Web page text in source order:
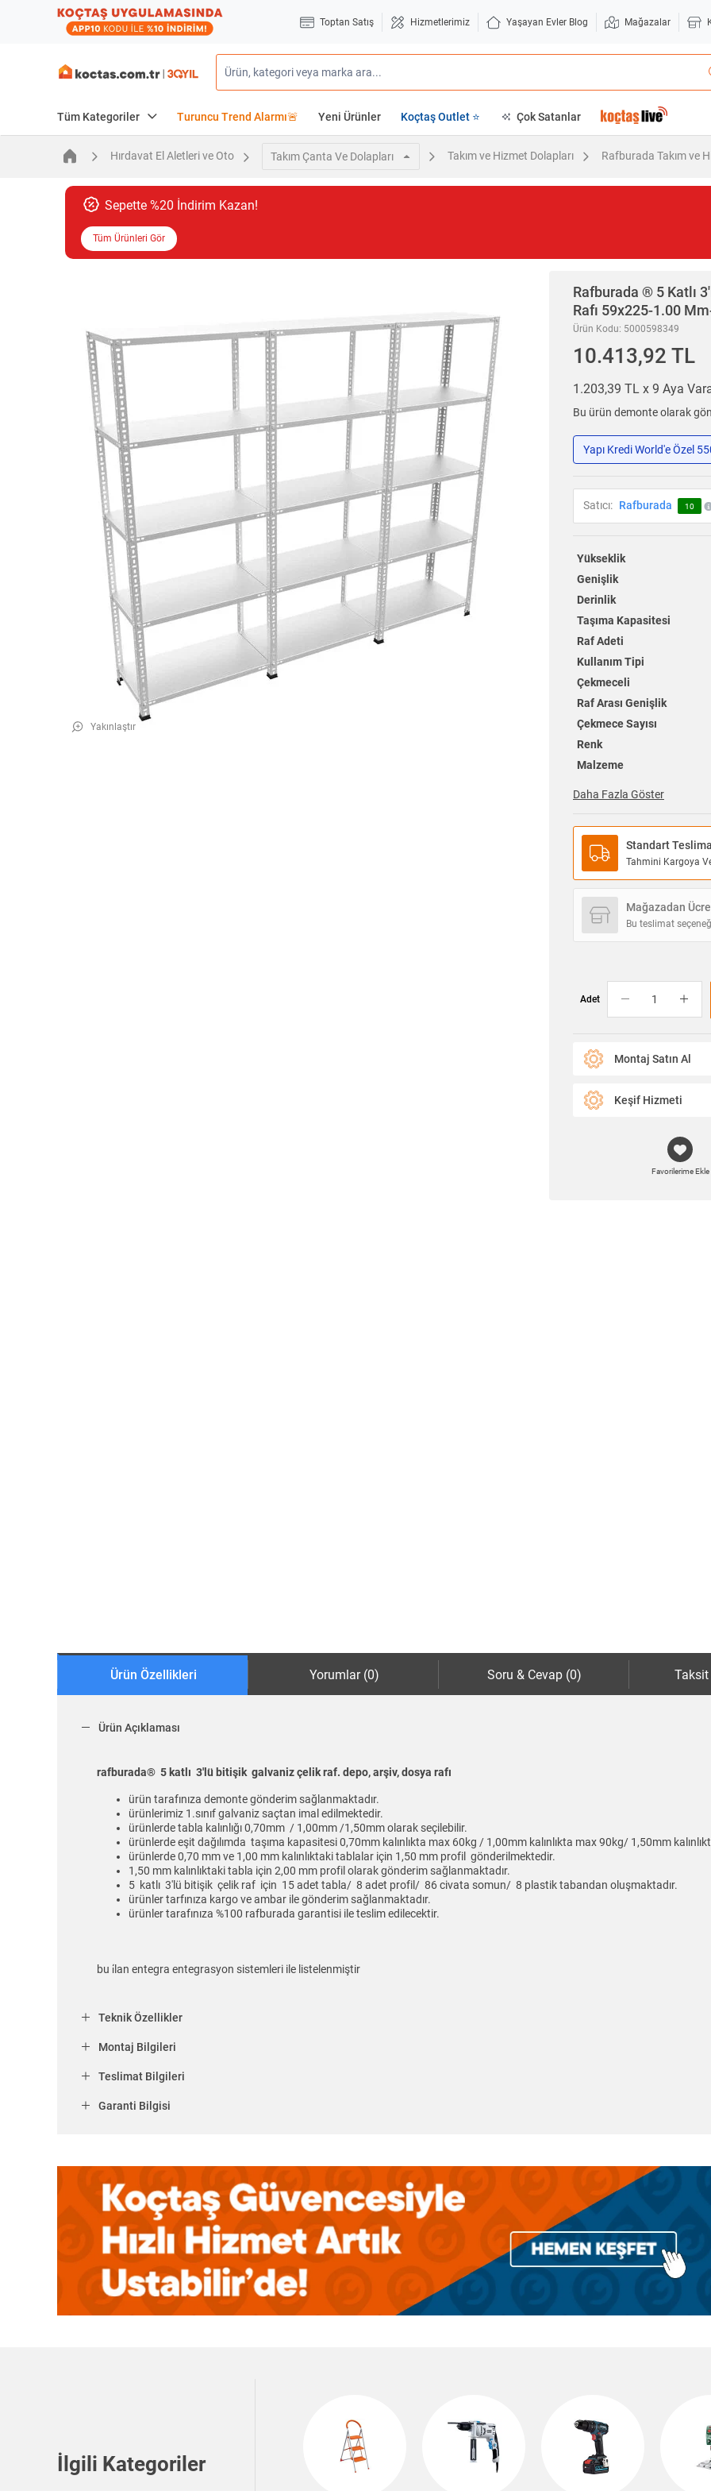
Toptan Satış Hizmetlerimiz Yaşayan Evler Blog Mağazalar
Tüm Kategoriler Turuncu Trend Alarmı🚨 Yeni Ürünler Koçtaş Outlet ⭐ Çok Satanlar
Hırdavat El Aletleri ve Oto Takım Çanta Ve Dolapları Takım ve Hizmet Dolapları Rafburada Takım ve
Sepette %20 İndirim Kazan!
Tüm Ürünleri Gör
Yakınlaştır
Rafburada ® 5 Katlı
Rafı 59x225-1.00
Ürün Kodu: 5000598349
10.413,92 TL
1.203,39 TL x 9 Aya
Bu ürün demonte olarak
Yapı Kredi World'e Özel
Satıcı: Rafburada 10
Yükseklik
Genişlik
Derinlik
Taşıma Kapasitesi
Raf Adeti
Kullanım Tipi
Çekmeceli
Raf Arası Genişlik
Çekmece Sayısı
Renk
Malzeme
Daha Fazla Göster
Standart
Tahmini Kargoya
Mağazadan
Bu teslimat
Adet
Montaj Satın Al
Keşif Hizmeti
Favorilerime Ekle
Ürün Özellikleri Yorumlar (0) Soru & Cevap (0) Taksit
Ürün Açıklaması
rafburada® 5 katlı 3'lü bitişik galvaniz çelik raf. depo, arşiv, dosya rafı
ürün tarafınıza demonte gönderim sağlanmaktadır.
ürünlerimiz 1.sınıf galvaniz saçtan imal edilmektedir.
ürünlerde tabla kalınlığı 0,70mm / 1,00mm /1,50mm olarak seçilebilir.
ürünlerde eşit dağılımda taşıma kapasitesi 0,70mm kalınlıkta max 60kg / 1,00mm kalınlıkta max 90kg/ 1,50mm
ürünlerde 0,70 mm ve 1,00 mm kalınlıktaki tablalar için 1,50 mm profil gönderilmektedir.
1,50 mm kalınlıktaki tabla için 2,00 mm profil olarak gönderim sağlanmaktadır.
5 katlı 3'lü bitişik çelik raf için 15 adet tabla/ 8 adet profil/ 86 civata somun/ 8 plastik tabandan oluşmaktadır.
ürünler tarfınıza kargo ve ambar ile gönderim sağlanmaktadır.
ürünler tarafınıza %100 rafburada garantisi ile teslim edilecektir.
bu i̇lan entegra entegrasyon sistemleri ile listelenmiştir
Teknik Özellikler
Montaj Bilgileri
Teslimat Bilgileri
Garanti Bilgisi
İlgili Kategoriler